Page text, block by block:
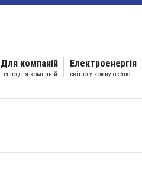
Для компаній
тепло для компаній
Електроенергія
світло у кожну оселю